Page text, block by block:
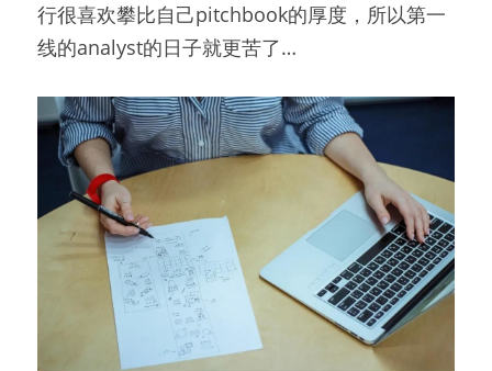
行很喜欢攀比自己pitchbook的厚度，所以第一
线的analyst的日子就更苦了…